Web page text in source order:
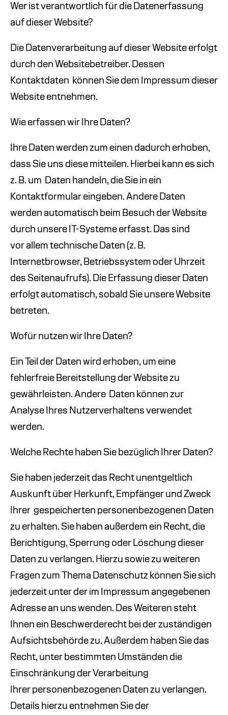
Wer ist verantwortlich für die Datenerfassung
auf dieser Website?
Die Datenverarbeitung auf dieser Website erfolgt
durch den Websitebetreiber. Dessen
Kontaktdaten können Sie dem Impressum dieser
Website entnehmen.
Wie erfassen wir Ihre Daten?
Ihre Daten werden zum einen dadurch erhoben,
dass Sie uns diese mitteilen. Hierbei kann es sich
z. B. um Daten handeln, die Sie in ein
Kontaktformular eingeben. Andere Daten
werden automatisch beim Besuch der Website
durch unsere IT-Systeme erfasst. Das sind
vor allem technische Daten (z. B.
Internetbrowser, Betriebssystem oder Uhrzeit
des Seitenaufrufs). Die Erfassung dieser Daten
erfolgt automatisch, sobald Sie unsere Website
betreten.
Wofür nutzen wir Ihre Daten?
Ein Teil der Daten wird erhoben, um eine
fehlerfreie Bereitstellung der Website zu
gewährleisten. Andere Daten können zur
Analyse Ihres Nutzerverhaltens verwendet
werden.
Welche Rechte haben Sie bezüglich Ihrer Daten?
Sie haben jederzeit das Recht unentgeltlich
Auskunft über Herkunft, Empfänger und Zweck
Ihrer gespeicherten personenbezogenen Daten
zu erhalten. Sie haben außerdem ein Recht, die
Berichtigung, Sperrung oder Löschung dieser
Daten zu verlangen. Hierzu sowie zu weiteren
Fragen zum Thema Datenschutz können Sie sich
jederzeit unter der im Impressum angegebenen
Adresse an uns wenden. Des Weiteren steht
Ihnen ein Beschwerderecht bei der zuständigen
Aufsichtsbehörde zu. Außerdem haben Sie das
Recht, unter bestimmten Umständen die
Einschränkung der Verarbeitung
Ihrer personenbezogenen Daten zu verlangen.
Details hierzu entnehmen Sie der